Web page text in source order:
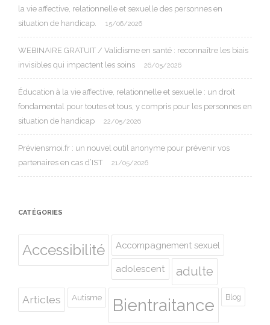
la vie affective, relationnelle et sexuelle des personnes en
situation de handicap.
15/06/2026
WEBINAIRE GRATUIT / Validisme en santé : reconnaître les biais
invisibles qui impactent les soins
26/05/2026
Éducation à la vie affective, relationnelle et sexuelle : un droit
fondamental pour toutes et tous, y compris pour les personnes en
situation de handicap
22/05/2026
Préviensmoi.fr : un nouvel outil anonyme pour prévenir vos
partenaires en cas d’IST
21/05/2026
CATÉGORIES
Accessibilité Accompagnement sexuel
adolescent adulte
Articles Autisme Bientraitance Blog